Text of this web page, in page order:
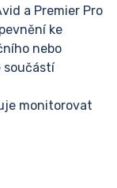
a Premier Pro
ke
nebo
součástí
monitorovat